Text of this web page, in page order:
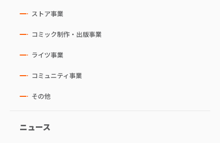
ストア事業
コミック制作・出版事業
ライツ事業
コミュニティ事業
その他
ニュース